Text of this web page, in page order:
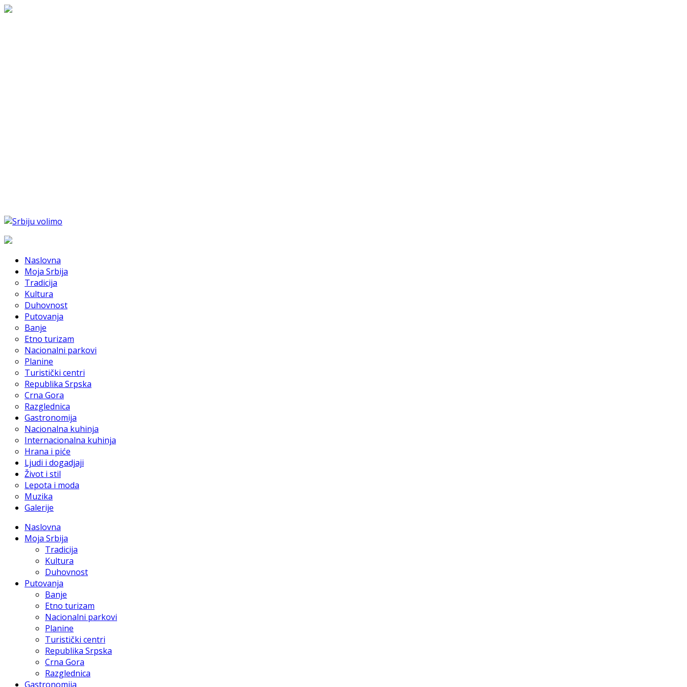
Naslovna
Moja Srbija
Tradicija
Kultura
Duhovnost
Putovanja
Banje
Etno turizam
Nacionalni parkovi
Planine
Turistički centri
Republika Srpska
Crna Gora
Razglednica
Gastronomija
Nacionalna kuhinja
Internacionalna kuhinja
Hrana i piće
Ljudi i dogadjaji
Život i stil
Lepota i moda
Muzika
Galerije
Naslovna
Moja Srbija
Tradicija
Kultura
Duhovnost
Putovanja
Banje
Etno turizam
Nacionalni parkovi
Planine
Turistički centri
Republika Srpska
Crna Gora
Razglednica
Gastronomija